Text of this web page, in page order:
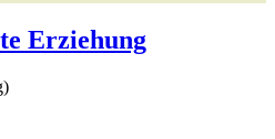
Erziehung